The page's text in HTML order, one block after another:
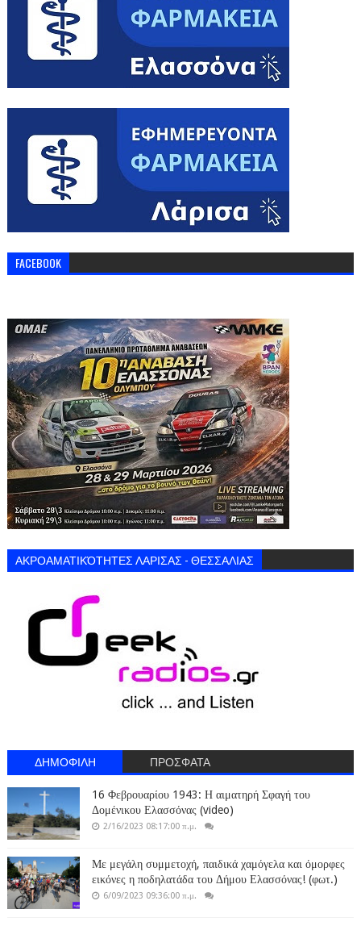
FACEBOOK
ΑΚΡΟΑΜΑΤΙΚΌΤΗΤΕΣ ΛΑΡΙΣΑΣ - ΘΕΣΣΑΛΙΑΣ
ΔΗΜΟΦΙΛΗ ΠΡΟΣΦΑΤΑ
16 Φεβρουαρίου 1943: Η αιματηρή Σφαγή του
Δομένικου Ελασσόνας (video)
2/16/2023 08:17:00 π.μ.
Με μεγάλη συμμετοχή, παιδικά χαμόγελα και όμορφες
εικόνες η ποδηλατάδα του Δήμου Ελασσόνας! (φωτ.)
6/09/2023 09:36:00 π.μ.